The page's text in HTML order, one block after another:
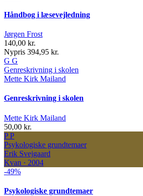
Håndbog i læsevejledning
Jørgen Frost
140,00 kr.
Nypris 394,95 kr.
G G
Genreskrivning i skolen
Mette Kirk Mailand
Genreskrivning i skolen
Mette Kirk Mailand
50,00 kr.
P P
Psykologiske grundtemaer
Erik Svejgaard
Kvan · 2004
-49%
Psykologiske grundtemaer